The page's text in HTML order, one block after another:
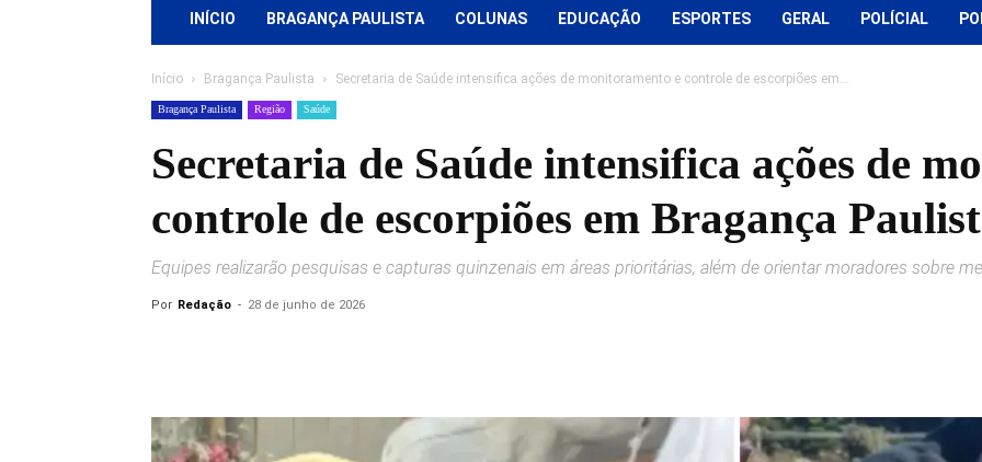
INÍCIO BRAGANÇA PAULISTA COLUNAS EDUCAÇÃO ESPORTES GERAL POLÍCIAL
Início Bragança Paulista Secretaria de Saúde intensifica ações de monitoramento e controle de escorpiões em...
Bragança Paulista Região Saúde
Secretaria de Saúde intensifica ações de
controle de escorpiões em Bragança
Equipes realizarão pesquisas e capturas quinzenais em áreas prioritárias, além de orientar moradores sobre
Por Redação - 28 de junho de 2026